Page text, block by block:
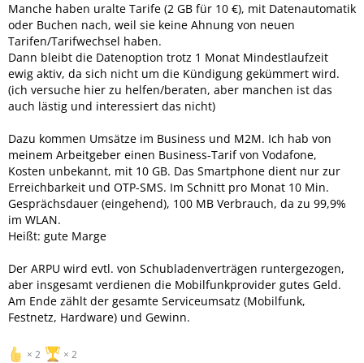
Manche haben uralte Tarife (2 GB für 10 €), mit Datenautomatik
oder Buchen nach, weil sie keine Ahnung von neuen
Tarifen/Tarifwechsel haben.
Dann bleibt die Datenoption trotz 1 Monat Mindestlaufzeit
ewig aktiv, da sich nicht um die Kündigung gekümmert wird.
(ich versuche hier zu helfen/beraten, aber manchen ist das
auch lästig und interessiert das nicht)
Dazu kommen Umsätze im Business und M2M. Ich hab von
meinem Arbeitgeber einen Business-Tarif von Vodafone,
Kosten unbekannt, mit 10 GB. Das Smartphone dient nur zur
Erreichbarkeit und OTP-SMS. Im Schnitt pro Monat 10 Min.
Gesprächsdauer (eingehend), 100 MB Verbrauch, da zu 99,9%
im WLAN.
Heißt: gute Marge
Der ARPU wird evtl. von Schubladenverträgen runtergezogen,
aber insgesamt verdienen die Mobilfunkprovider gutes Geld.
Am Ende zählt der gesamte Serviceumsatz (Mobilfunk,
Festnetz, Hardware) und Gewinn.
2 2